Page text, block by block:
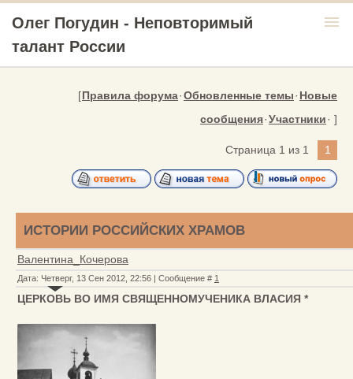
Олег Погудин - Неповторимый
талант России
menu
[Правила форума·Обновленные темы·Новые
сообщения·Участники· ]
Страница 1 из 1 1
ИСТОРИИ РОССИЙСКИХ ХРАМОВ
Валентина_Кочерова
Дата: Четверг, 13 Сен 2012, 22:56 | Сообщение # 1
ЦЕРКОВЬ ВО ИМЯ СВЯЩЕННОМУЧЕНИКА ВЛАСИЯ *